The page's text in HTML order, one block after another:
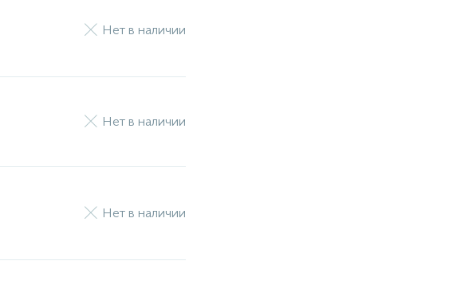
Нет в наличии
Нет в наличии
Нет в наличии